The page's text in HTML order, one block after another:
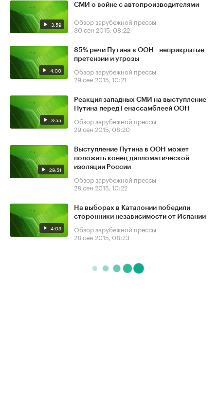
3:59
СМИ о войне с автопроизводителями
Обзор зарубежной прессы
30 сен 2015, 08:22
4:00
85% речи Путина в ООН - неприкрытые
претензии и угрозы
Обзор зарубежной прессы
29 сен 2015, 10:21
3:55
Реакция западных СМИ на выступление
Путина перед Генассамблеей ООН
Обзор зарубежной прессы
29 сен 2015, 08:20
29:51
Выступление Путина в ООН может
положить конец дипломатической
изоляции России
Обзор зарубежной прессы
28 сен 2015, 10:22
4:03
На выборах в Каталонии победили
сторонники независимости от Испании
Обзор зарубежной прессы
28 сен 2015, 08:23